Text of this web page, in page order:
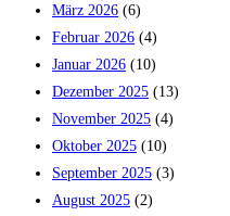
März 2026 (6)
Februar 2026 (4)
Januar 2026 (10)
Dezember 2025 (13)
November 2025 (4)
Oktober 2025 (10)
September 2025 (3)
August 2025 (2)